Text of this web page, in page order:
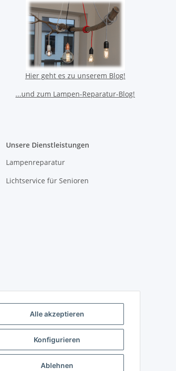
Alle akzeptieren
Konfigurieren
Ablehnen
Hier geht es zu unserem Blog!
...und zum Lampen-Reparatur-Blog!
Unsere Dienstleistungen
Lampenreparatur
Lichtservice für Senioren